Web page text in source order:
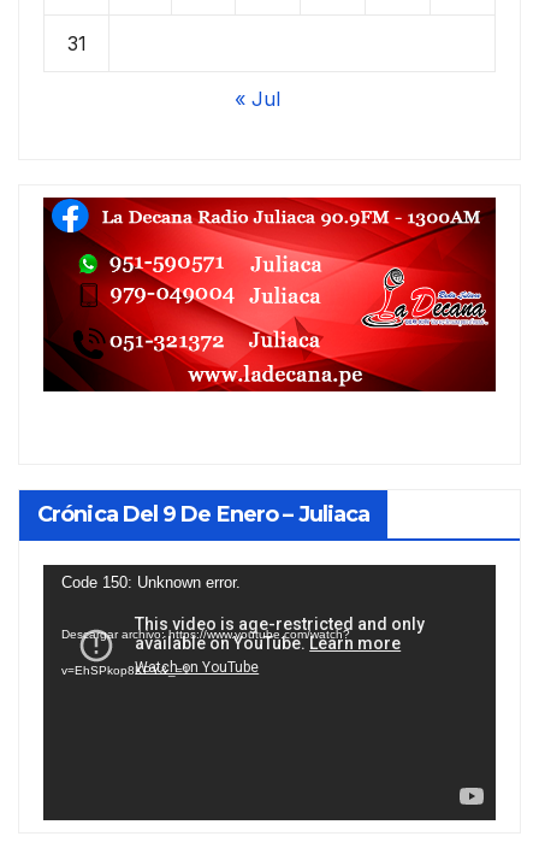
31
« Jul
Crónica Del 9 De Enero – Juliaca
Reproductor
vídeo
Code 150: Unknown error.
Descargar archivo: https://www.youtube.com/watch?
v=EhSPkop8KPY&_=1